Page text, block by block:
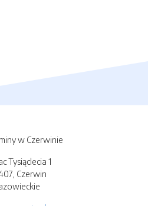
w Czerwinie
Tysiąclecia 1
Czerwin